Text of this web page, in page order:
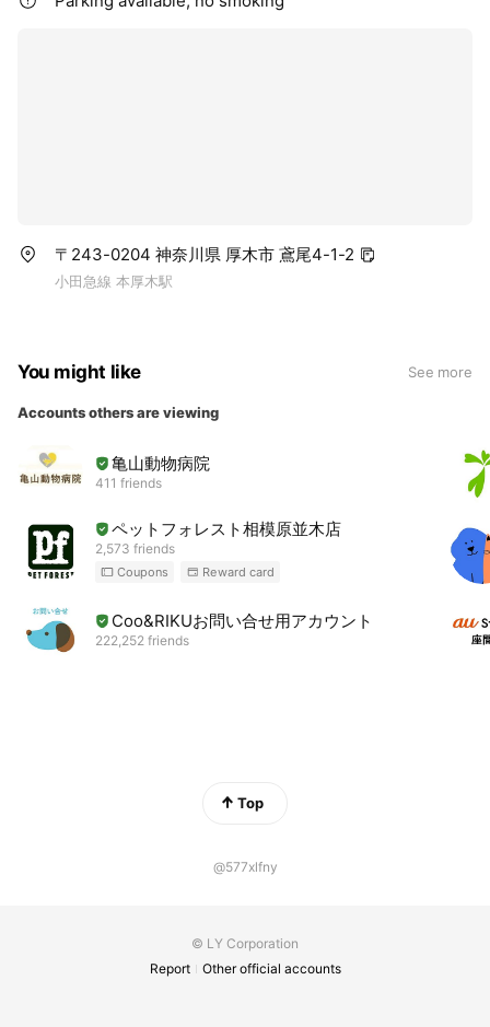
〒243-0204 神奈川県 厚木市 鳶尾4-1-2
小田急線 本厚木駅
You might like See more
Accounts others are viewing
亀山動物病院
411 friends
ペットフォレスト相模原並木店
2,573 friends
Coupons Reward card
Coo&RIKUお問い合せ用アカウント
222,252 friends
Top
@577xlfny
© LY Corporation
Report
Other official accounts